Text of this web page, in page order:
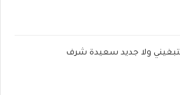
كتبغيني ولا جديد سعيدة شرف